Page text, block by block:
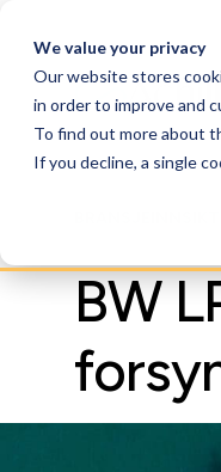
We value your privacy
Our website stores
in order to improve and
To find out more about
If you decline, a single
BW